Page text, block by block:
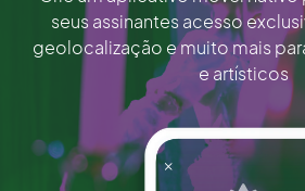
seus assinantes acesso
geolocalização e muito mais
e artísticos